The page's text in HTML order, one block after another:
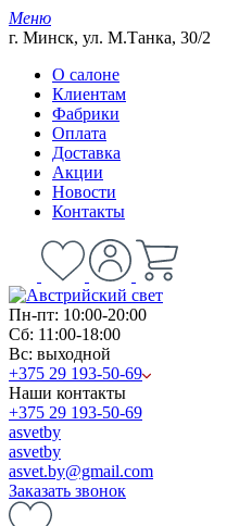
Меню
г. Минск, ул. М.Танка, 30/2
О салоне
Клиентам
Фабрики
Оплата
Доставка
Акции
Новости
Контакты
Пн-пт: 10:00-20:00
Сб: 11:00-18:00
Вс: выходной
+375 29 193-50-69
Наши контакты
+375 29 193-50-69
asvetby
asvetby
asvet.by@gmail.com
Заказать звонок